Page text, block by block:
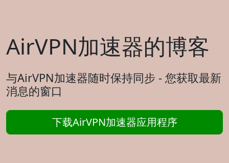
AirVPN加速器的博客
与AirVPN加速器随时保持同步 - 您获取最新
消息的窗口
下载AirVPN加速器应用程序